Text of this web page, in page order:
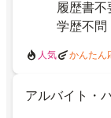
履歴書不
学歴不問
人気 かんたん
アルバイト・